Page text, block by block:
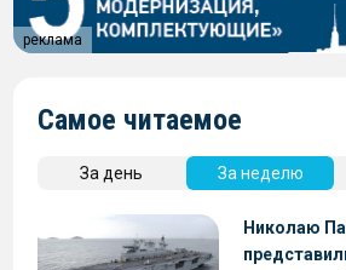
реклама
Самое читаемое
За день За неделю
Николаю